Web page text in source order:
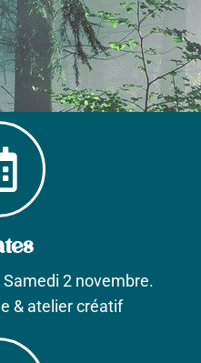
2 novembre.
& atelier créatif